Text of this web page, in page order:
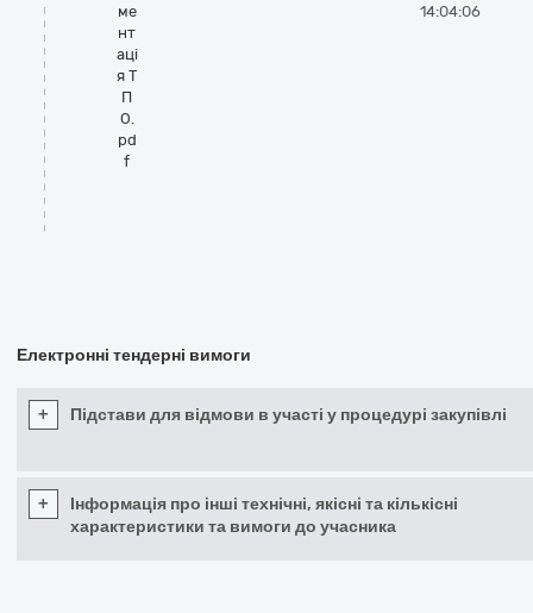
ме
нт
аці
я Т
П
О.
pd
f
14:04:06
Електронні тендерні вимоги
+ Підстави для відмови в участі у процедурі закупівлі
+
Інформація про інші технічні, якісні та кількісні
характеристики та вимоги до учасника